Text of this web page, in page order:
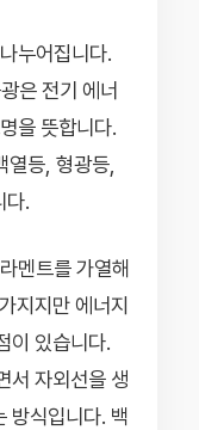
누어집니다.
은 전기 에너
을 뜻합니다.
열등, 형광등,
다.
멘트를 가열해
지지만 에너지
이 있습니다.
서 자외선을 생
방식입니다. 백